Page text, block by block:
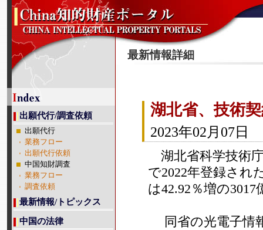
最新情報詳細
湖北省、技術
2023年02月07日
湖北省科学技術
で2022年登録され
は42.92％増の
同省の光電子情
出願代行/調査依頼
出願代行
業務フロー
出願代行依頼
中国知財調査
業務フロー
調査依頼
最新情報/トピックス
中国の法律